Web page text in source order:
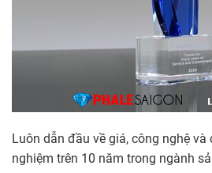
Luôn dẫn đầu về giá, công nghệ
nghiệm trên 10 năm trong ngành